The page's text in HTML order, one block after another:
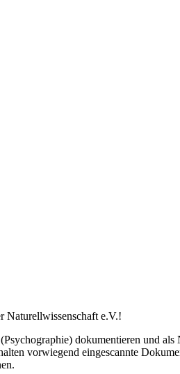
e.V.!
dokumentieren und
vorwiegend eingescannte